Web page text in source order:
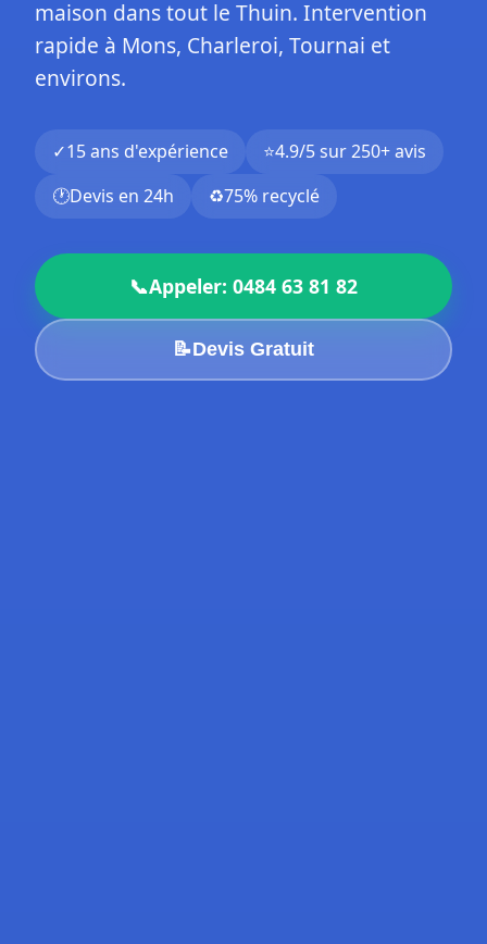
maison dans tout le Thuin. Intervention
rapide à Mons, Charleroi, Tournai et
environs.
✓15 ans d'expérience ⭐4.9/5 sur 250+ avis
🕐Devis en 24h ♻️75% recyclé
📞Appeler: 0484 63 81 82
📝Devis Gratuit